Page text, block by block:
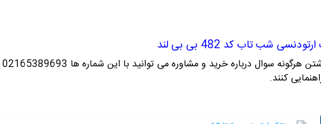
شب تاب کد 482 بی بی لند
سوال درباره خرید و مشاوره می توانید با این شماره ها 02165389693
کنند.